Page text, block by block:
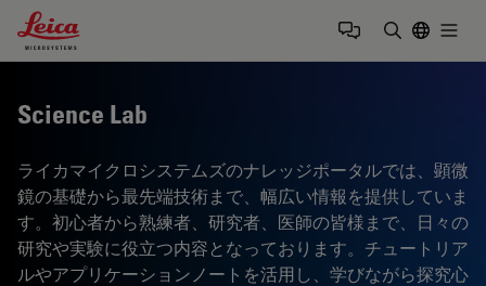
Leica Microsystems Logo
Science Lab
ライカマイクロシステムズのナレッジポータルでは、顕微
鏡の基礎から最先端技術まで、幅広い情報を提供していま
す。初心者から熟練者、研究者、医師の皆様まで、日々の
研究や実験に役立つ内容となっております。チュートリア
ルやアプリケーションノートを活用し、学びながら探究心